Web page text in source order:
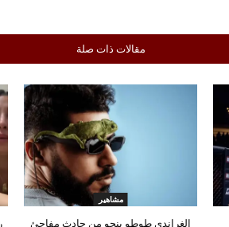
مقالات ذات صلة
مشاهير
الغراندي طوطو ينجو من حادث مفاجئ